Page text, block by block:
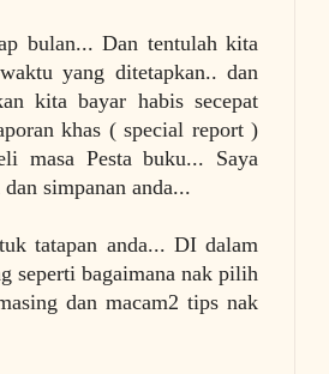
bulan... Dan tentulah kita
yang ditetapkan.. dan
kita bayar habis secepat
khas ( special report )
masa Pesta buku... Saya
simpanan anda...
tatapan anda... DI dalam
seperti bagaimana nak pilih
dan macam2 tips nak